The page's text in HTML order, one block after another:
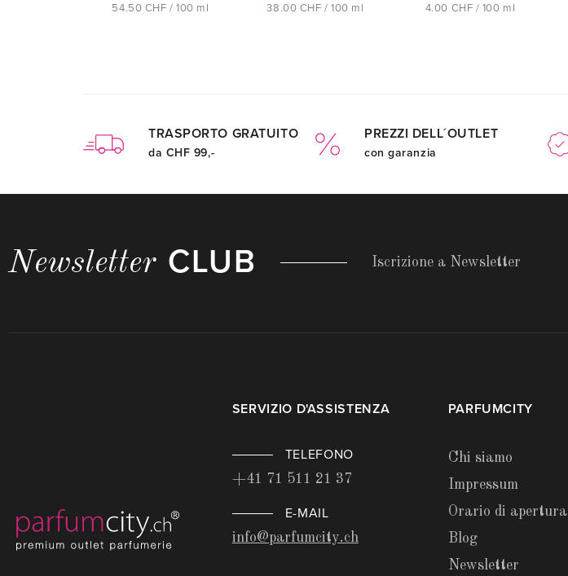
54.50 CHF / 100 ml 38.00 CHF / 100 ml 4.00 CHF / 100 ml
TRASPORTO GRATUITO
da CHF 99,-
PREZZI DELL´OUTLET
con garanzia
Newsletter CLUB Iscrizione a Newsletter
SERVIZIO D'ASSISTENZA
TELEFONO
+41 71 511 21 37
E-MAIL
info@parfumcity.ch
PARFUMCITY
Chi siamo
Impressum
Orario di apertura
Blog
Newsletter